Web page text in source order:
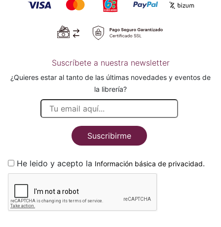
Suscríbete a nuestra newsletter
¿Quieres estar al tanto de las últimas novedades y eventos de
la librería?
Suscribirme
He leido y acepto la Información básica de privacidad.